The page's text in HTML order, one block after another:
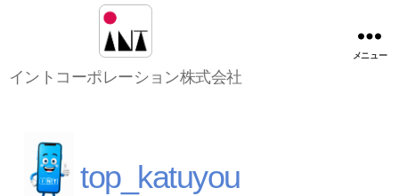
ン
ポ
レ
イントコーポレーション株式会社
メニュー
top_katuyou